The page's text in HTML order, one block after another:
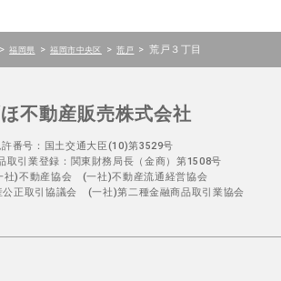
> 福岡県 > 福岡市中央区 > 荒戸 > 荒戸３丁目
不動産販売株式会社
許番号：国土交通大臣(10)第3529号
取引業登録：関東財務局長（金商）第1508号
社)不動産協会 (一社)不動産流通経営協会
公正取引協議会 (一社)第二種金融商品取引業協会